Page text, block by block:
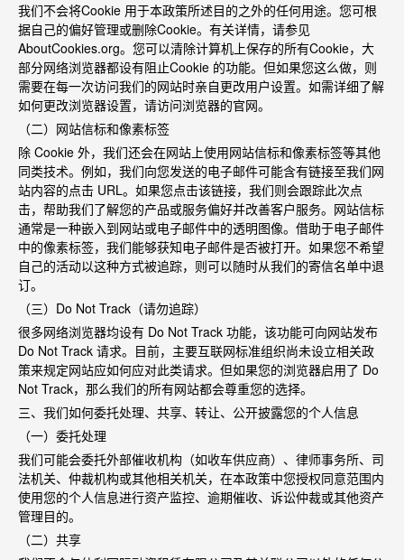
我们不会将Cookie 用于本政策所述目的之外的任何用途。您可根
据自己的偏好管理或删除Cookie。有关详情，请参见
AboutCookies.org。您可以清除计算机上保存的所有Cookie，大
部分网络浏览器都设有阻止Cookie 的功能。但如果您这么做，则
需要在每一次访问我们的网站时亲自更改用户设置。如需详细了解
如何更改浏览器设置，请访问浏览器的官网。
（二）网站信标和像素标签
除 Cookie 外，我们还会在网站上使用网站信标和像素标签等其他
同类技术。例如，我们向您发送的电子邮件可能含有链接至我们网
站内容的点击 URL。如果您点击该链接，我们则会跟踪此次点
击，帮助我们了解您的产品或服务偏好并改善客户服务。网站信标
通常是一种嵌入到网站或电子邮件中的透明图像。借助于电子邮件
中的像素标签，我们能够获知电子邮件是否被打开。如果您不希望
自己的活动以这种方式被追踪，则可以随时从我们的寄信名单中退
订。
（三） Do Not Track （请勿追踪）
很多网络浏览器均设有 Do Not Track 功能，该功能可向网站发布
Do Not Track 请求。目前，主要互联网标准组织尚未设立相关政
策来规定网站应如何应对此类请求。但如果您的浏览器启用了 Do
Not Track，那么我们的所有网站都会尊重您的选择。
三、我们如何委托处理、共享、转让、公开披露您的个人信息
（一）委托处理
我们可能会委托外部催收机构（如收车供应商）、律师事务所、司
法机关、仲裁机构或其他相关机关，在本政策中您授权同意范围内
使用您的个人信息进行资产监控、逾期催收、诉讼仲裁或其他资产
管理目的。
（二）共享